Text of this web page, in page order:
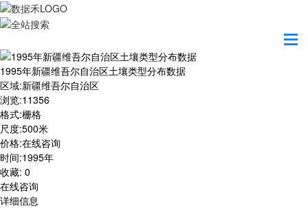
1995年新疆维吾尔自治区土壤类型分布数据
1995年新疆维吾尔自治区土壤类型分布数据
区域:新疆维吾尔自治区
浏览:11356
格式:栅格
尺度:500米
价格:在线咨询
时间:1995年
收藏: 0
在线咨询
详细信息